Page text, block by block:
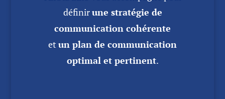
définirune stratégie de
communication cohérente
et un plan de communication
optimal et pertinent.